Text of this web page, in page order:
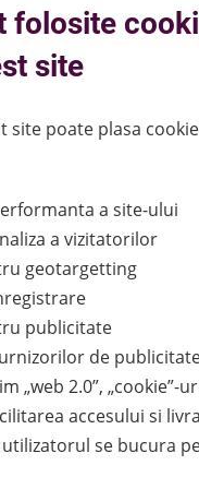
folosite
site
site poate plasa
a site-ului
a vizitatorilor
geotargetting
publicitate
de
„web 2.0”, „cookie”-
accesului si
se bucura